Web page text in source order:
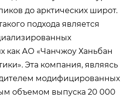
до арктических широт.
подхода является
как АО «Чанчжоу Ханьбан
Эта компания, являясь
модифицированных
объемом выпуска 20 000